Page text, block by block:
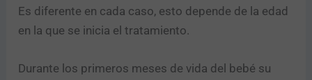
Es diferente en cada caso, esto depende de la edad
en la que se inicia el tratamiento.
Durante los primeros meses de vida del bebé su